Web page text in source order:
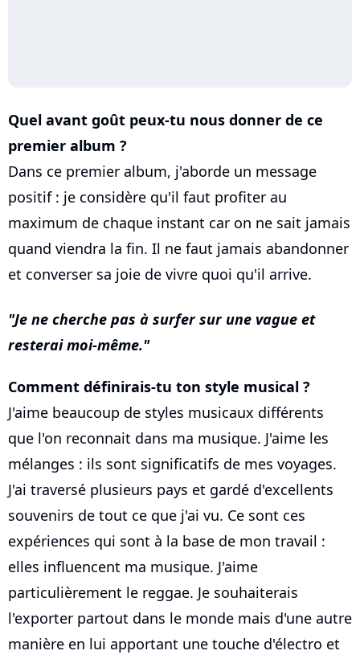
Quel avant goût peux-tu nous donner de ce
premier album ?
Dans ce premier album, j'aborde un message
positif : je considère qu'il faut profiter au
maximum de chaque instant car on ne sait jamais
quand viendra la fin. Il ne faut jamais abandonner
et converser sa joie de vivre quoi qu'il arrive.
Je ne cherche pas à surfer sur une vague et
resterai moi-même.
Comment définirais-tu ton style musical ?
J'aime beaucoup de styles musicaux différents
que l'on reconnait dans ma musique. J'aime les
mélanges : ils sont significatifs de mes voyages.
J'ai traversé plusieurs pays et gardé d'excellents
souvenirs de tout ce que j'ai vu. Ce sont ces
expériences qui sont à la base de mon travail :
elles influencent ma musique. J'aime
particulièrement le reggae. Je souhaiterais
l'exporter partout dans le monde mais d'une autre
manière en lui apportant une touche d'électro et